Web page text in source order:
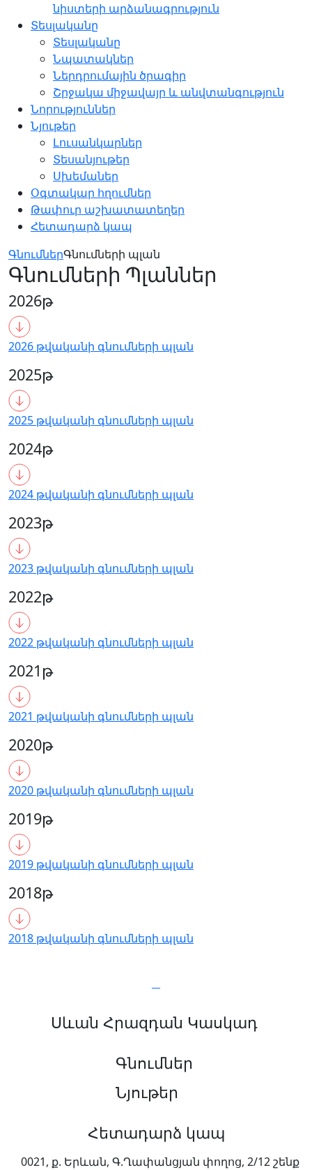
նիստերի արձանագրություն
Տեսլականը
Տեսլականը
Նպատակներ
Ներդրումային ծրագիր
Շրջակա միջավայր և անվտանգություն
Նորություններ
Նյութեր
Լուսանկարներ
Տեսանյութեր
Սխեմաներ
Օգտակար հղումներ
Թափուր աշխատատեղեր
Հետադարձ կապ
ԳնումներԳնումների պլան
Գնումների Պլաններ
2026թ
2026 թվականի գնումների պլան
2025թ
2025 թվականի գնումների պլան
2024թ
2024 թվականի գնումների պլան
2023թ
2023 թվականի գնումների պլան
2022թ
2022 թվականի գնումների պլան
2021թ
2021 թվականի գնումների պլան
2020թ
2020 թվականի գնումների պլան
2019թ
2019 թվականի գնումների պլան
2018թ
2018 թվականի գնումների պլան
Սևան Հրազդան Կասկադ
Գնումներ
Նյութեր
Հետադարձ կապ
0021, ք. Երևան, Գ.Ղափանցյան փողոց, 2/12 շենք